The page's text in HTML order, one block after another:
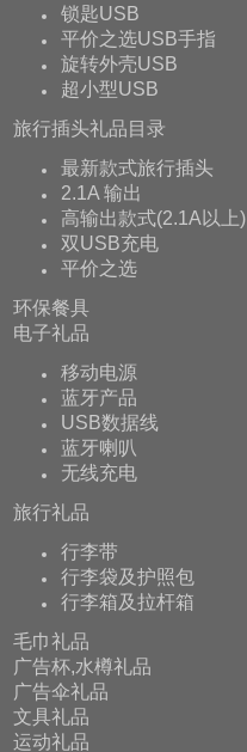
锁匙USB
平价之选USB手指
旋转外壳USB
超小型USB
旅行插头礼品目录
最新款式旅行插头
2.1A 输出
高输出款式(2.1A以上)
双USB充电
平价之选
环保餐具
电子礼品
移动电源
蓝牙产品
USB数据线
蓝牙喇叭
无线充电
旅行礼品
行李带
行李袋及护照包
行李箱及拉杆箱
毛巾礼品
广告杯,水樽礼品
广告伞礼品
文具礼品
运动礼品